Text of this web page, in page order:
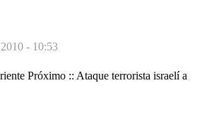
- 10:53
Próximo :: Ataque terrorista israelí a